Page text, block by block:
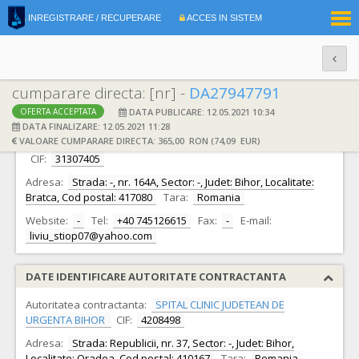
INREGISTRARE / RECUPERARE ACCES IN SISTEM
cumparare directa: [nr] - DA27947791
OFERTA ACCEPTATA
DATA PUBLICARE: 12.05.2021 10:34
DATA FINALIZARE: 12.05.2021 11:28
VALOARE CUMPARARE DIRECTA: 365,00 RON (74,09 EUR)
DATE IDENTIFICARE OFERTANT
Ofertant: STIOP LIVIU CRISTIN INTREPRINDERE INDIVIDUALA -
CIF:
31307405
Adresa:
Strada: -, nr. 164A, Sector: -, Judet: Bihor, Localitate:
Bratca, Cod postal: 417080
Tara:
Romania
Website:
- Tel: +40 745126615 Fax: -
E-mail:
liviu_stiop07@yahoo.com
DATE IDENTIFICARE AUTORITATE CONTRACTANTA
Autoritatea contractanta:
SPITAL CLINIC JUDETEAN DE
URGENTA BIHOR
CIF:
4208498
Adresa:
Strada: Republicii, nr. 37, Sector: -, Judet: Bihor,